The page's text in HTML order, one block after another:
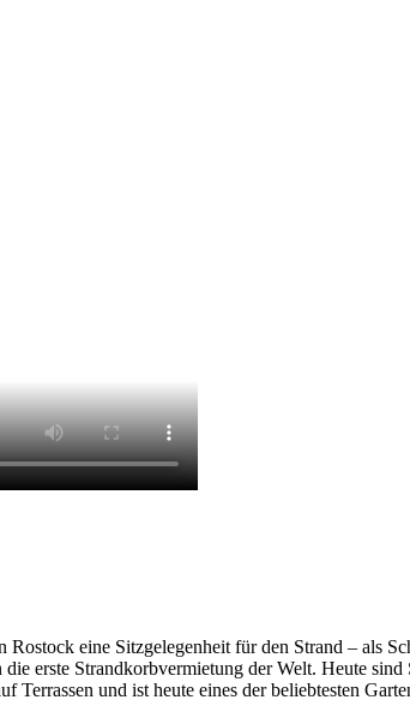
eine Sitzgelegenheit für den Strand – als
erste Strandkorbvermietung der Welt. Heute
Terrassen und ist heute eines der beliebtesten